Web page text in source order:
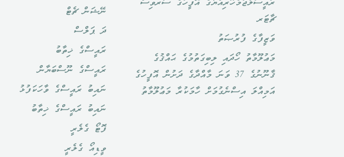
ރައީސުލްޖުމްހޫރިއްޔާގެ އޮފީހުގެ ސަރވިސް
ޗާޓަރ
ވަޒީފާގެ ފުރުޞަތު
މަޢުލޫމާތު ހޯދައި ލިބިގަތުމުގެ ޙައްޤުގެ
ޤާނޫނުގެ 37 ވަނަ މާއްދާގެ ދަށުން އޮފީހުގެ
އަމިއްލަ އިސްނެގުމަށް ހާމަކުރާ މަޢުލޫމާތު
ނޭޝަން ޗެޓް
ދަ ޕަލްސް
ރައީސްގެ ޚިތާބު
ރައީސްގެ ނޫސްބަޔާން
ނައިބު ރައީސްގެ ވާހަކަފުޅު
ނައިބު ރައީސްގެ ޚިތާބު
ފޮޓޯ ގެލެރީ
ވީޑިއޯ ގެލެރީ